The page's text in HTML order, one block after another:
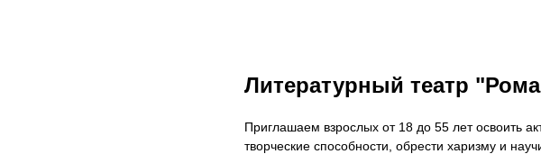
Литературный театр
Приглашаем взрослых от 18 до 55 лет освоить
творческие способности, обрести харизму и